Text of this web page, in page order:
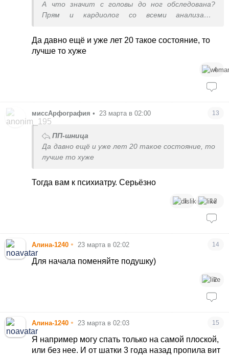
А что значит с головы до ног обследована?
Прям и кардиолог со всеми анализами,
контрастом, и допплер сосудов, и все прям все
уже проверили?
Да давно ещё и уже лет 20 такое состояние, то
лучше то хуже
4
миссАрфография • 23 марта в 02:00 13
ПП-шница
Да давно ещё и уже лет 20 такое состояние, то
лучше то хуже
Тогда вам к психиатру. Серьёзно
1 12
Алина-1240 • 23 марта в 02:02 14
Для начала поменяйте подушку)
2
Алина-1240 • 23 марта в 02:03 15
Я например могу спать только на самой плоской,
или без нее. И от шатки 3 года назад пропила вит